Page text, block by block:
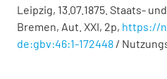
Leipzig, 13.07.1875. Staats-
Bremen, Aut. XXI, 2p, https://
de:gbv:46:1-172448 /